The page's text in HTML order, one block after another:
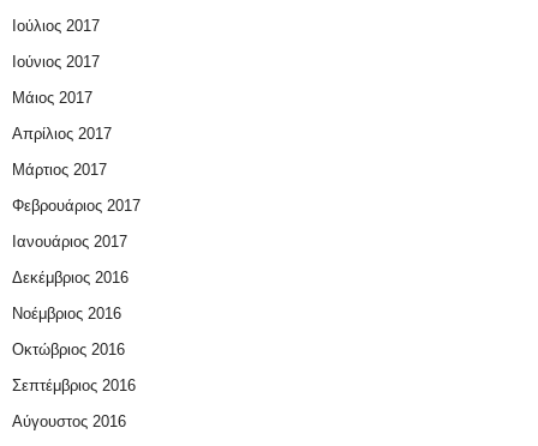
Ιούλιος 2017
Ιούνιος 2017
Μάιος 2017
Απρίλιος 2017
Μάρτιος 2017
Φεβρουάριος 2017
Ιανουάριος 2017
Δεκέμβριος 2016
Νοέμβριος 2016
Οκτώβριος 2016
Σεπτέμβριος 2016
Αύγουστος 2016